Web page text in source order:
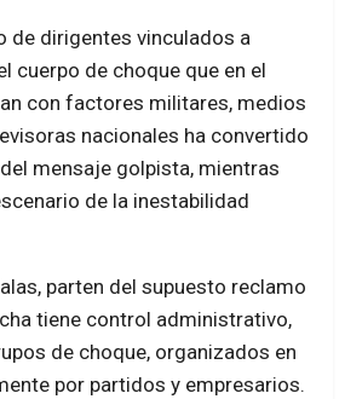
de dirigentes vinculados a
cuerpo de choque que en el
con factores militares, medios
nacionales ha convertido
mensaje golpista, mientras
de la inestabilidad
parten del supuesto reclamo
tiene control administrativo,
de choque, organizados en
por partidos y empresarios.